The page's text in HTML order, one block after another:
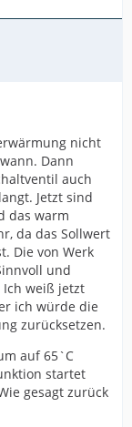
nicht
Dann
auch
Jetzt sind
das warm
da das Sollwert
Die von Werk
und
weiß jetzt
ich würde die
zurücksetzen.
auf 65`C
startet
gesagt zurück